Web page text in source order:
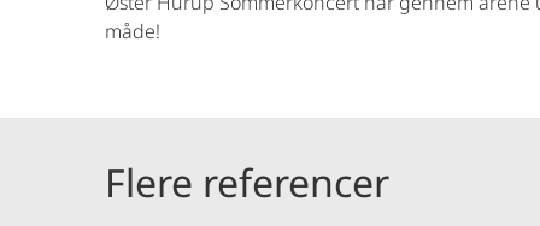
måde!
Flere referencer